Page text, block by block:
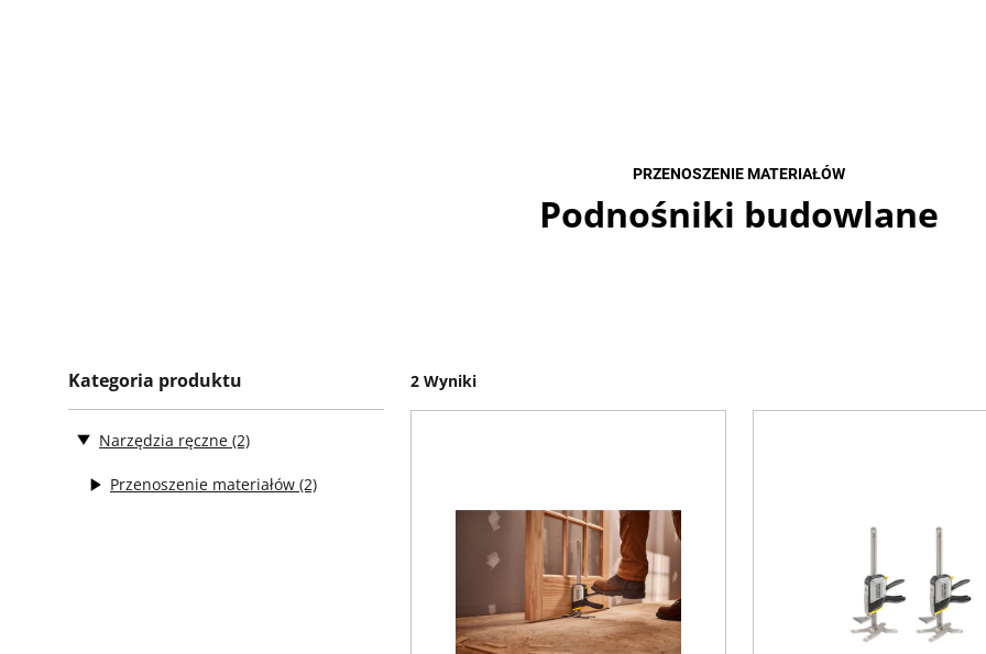
PRZENOSZENIE MATERIAŁÓW
Podnośniki budowlane
Kategoria produktu
Narzędzia ręczne (2)
Przenoszenie materiałów (2)
2 Wyniki